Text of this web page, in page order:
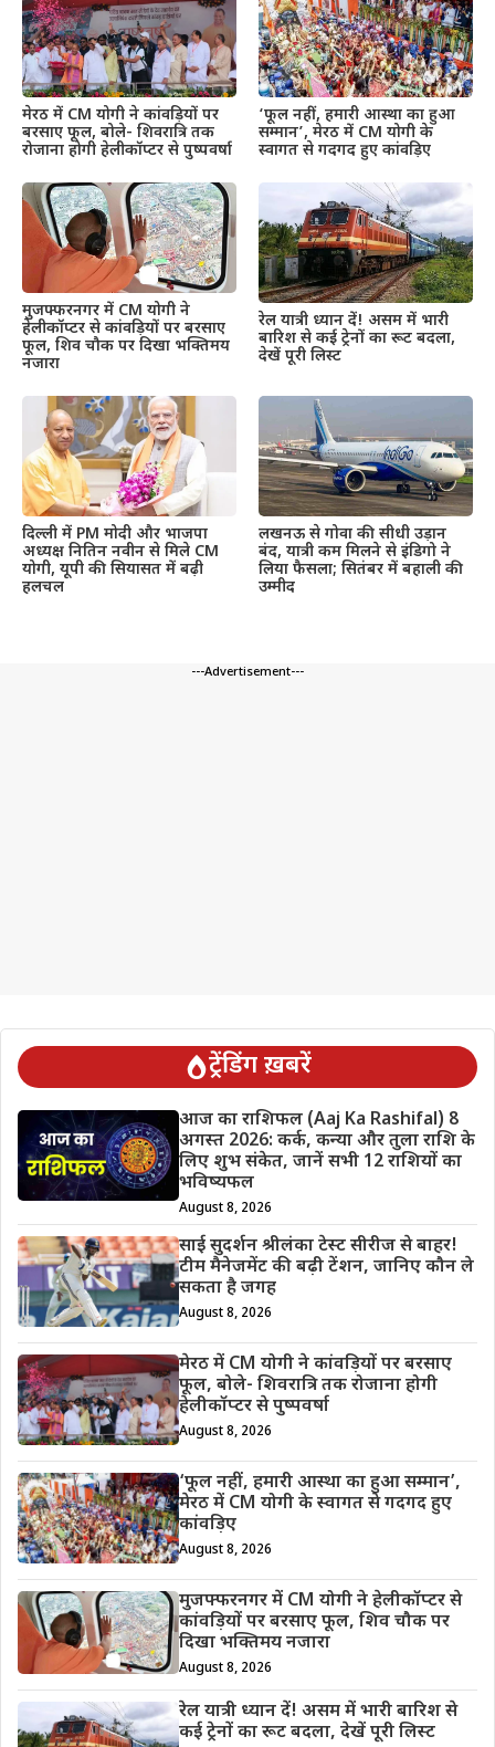
मेरठ में CM योगी ने कांवड़ियों पर
बरसाए फूल, बोले- शिवरात्रि तक
रोजाना होगी हेलीकॉप्टर से पुष्पवर्षा
‘फूल नहीं, हमारी आस्था का हुआ
सम्मान’, मेरठ में CM योगी के
स्वागत से गदगद हुए कांवड़िए
मुजफ्फरनगर में CM योगी ने
हेलीकॉप्टर से कांवड़ियों पर बरसाए
फूल, शिव चौक पर दिखा भक्तिमय
नजारा
रेल यात्री ध्यान दें! असम में भारी
बारिश से कई ट्रेनों का रूट बदला,
देखें पूरी लिस्ट
दिल्ली में PM मोदी और भाजपा
अध्यक्ष नितिन नवीन से मिले CM
योगी, यूपी की सियासत में बढ़ी
हलचल
लखनऊ से गोवा की सीधी उड़ान
बंद, यात्री कम मिलने से इंडिगो ने
लिया फैसला; सितंबर में बहाली की
उम्मीद
---Advertisement---
ट्रेंडिंग ख़बरें
आज का राशिफल (Aaj Ka Rashifal) 8
अगस्त 2026: कर्क, कन्या और तुला राशि के
लिए शुभ संकेत, जानें सभी 12 राशियों का
भविष्यफल
August 8, 2026
साई सुदर्शन श्रीलंका टेस्ट सीरीज से बाहर!
टीम मैनेजमेंट की बढ़ी टेंशन, जानिए कौन ले
सकता है जगह
August 8, 2026
मेरठ में CM योगी ने कांवड़ियों पर बरसाए
फूल, बोले- शिवरात्रि तक रोजाना होगी
हेलीकॉप्टर से पुष्पवर्षा
August 8, 2026
‘फूल नहीं, हमारी आस्था का हुआ सम्मान’,
मेरठ में CM योगी के स्वागत से गदगद हुए
कांवड़िए
August 8, 2026
मुजफ्फरनगर में CM योगी ने हेलीकॉप्टर से
कांवड़ियों पर बरसाए फूल, शिव चौक पर
दिखा भक्तिमय नजारा
August 8, 2026
रेल यात्री ध्यान दें! असम में भारी बारिश से
कई ट्रेनों का रूट बदला, देखें पूरी लिस्ट